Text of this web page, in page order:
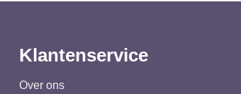
Klantenservice
Over ons